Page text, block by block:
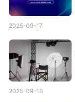
认证服务商
有赞云
2025-09-17
2025-09-16